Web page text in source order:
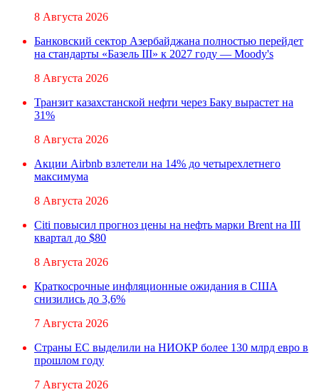
8 Августа 2026
Банковский сектор Азербайджана полностью перейдет
на стандарты «Базель III» к 2027 году — Moody's
8 Августа 2026
Транзит казахстанской нефти через Баку вырастет на
31%
8 Августа 2026
Акции Airbnb взлетели на 14% до четырехлетнего
максимума
8 Августа 2026
Citi повысил прогноз цены на нефть марки Brent на III
квартал до $80
8 Августа 2026
Краткосрочные инфляционные ожидания в США
снизились до 3,6%
7 Августа 2026
Страны ЕС выделили на НИОКР более 130 млрд евро в
прошлом году
7 Августа 2026